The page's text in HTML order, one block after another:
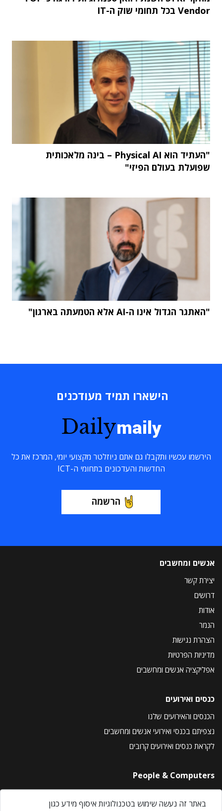
Vendor בכל תחומי שוק ה-IT
"העתיד הוא Physical AI – בינה מלאכותית
שפועלת בעולם הפיזי"
"האתגר הגדול אינו ה-AI אלא הטמעתה בארגון"
הישארו תמיד מעודכנים
Dailymaily
הירשמו עכשיו ותקבלו גם אתם ניוזלטר מקצועי יומי, המרכז את כל
החדשות והעדכונים בתחומי ה-ICT
הרשמה
אנשים ומחשבים
יצירת קשר
דרושים
אודות
הנמר
הצהרת נגישות
מדיניות הפרטיות
אפליקציה אנשים ומחשבים
כנסים ואירועים
הכנסים והאירועים שלנו
נצפיתם בכנסי ואירועי אנשים ומחשבים
לקראת כנסים ואירועים קרובים
People & Computers
About Us
Privacy Policy
באתר זה נעשה שימוש בטכנולוגיות איסוף מידע כגון